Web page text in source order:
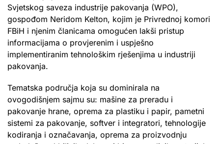
Svjetskog saveza industrije pakovanja (WPO),
gospođom Neridom Kelton, kojim je Privrednoj komori
FBiH i njenim članicama omogućen lakši pristup
informacijama o provjerenim i uspješno
implementiranim tehnološkim rješenjima u industriji
pakovanja.
Tematska područja koja su dominirala na
ovogodišnjem sajmu su: mašine za preradu i
pakovanje hrane, oprema za plastiku i papir, pametni
sistemi za pakovanje, softver i integratori, tehnologije
kodiranja i označavanja, oprema za proizvodnju